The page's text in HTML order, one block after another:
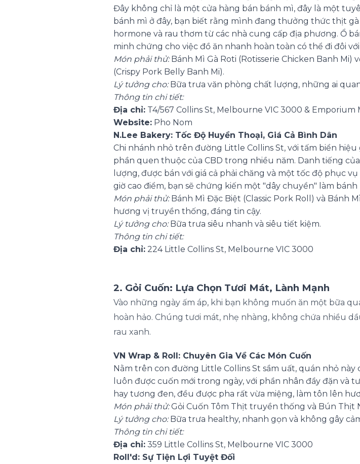
Đây không chỉ là một cửa hàng bán bánh mì, đây là một
bánh mì ở đây, bạn biết rằng mình đang thưởng thức thịt
hormone và rau thơm từ các nhà cung cấp địa phương. Ổ
minh chứng cho việc đồ ăn nhanh hoàn toàn có thể đi đôi
Món phải thử:Bánh Mì Gà Roti (Rotisserie Chicken Banh Mi)
(Crispy Pork Belly Banh Mi).
Lý tưởng cho:Bữa trưa văn phòng chất lượng, những ai
Thông tin chi tiết:
Địa chỉ: T4/567 Collins St, Melbourne VIC 3000 &
Website: Pho Nom
N.Lee Bakery: Tốc Độ Huyền Thoại, Giá Cả Bình Dân
Chi nhánh nhỏ trên đường Little Collins St, với tấm biển
phần quen thuộc của CBD trong nhiều năm. Danh tiếng
lượng, được bán với giá cả phải chăng và một tốc độ phục
giờ cao điểm, bạn sẽ chứng kiến một "dây chuyền" làm
Món phải thử:Bánh Mì Đặc Biệt (Classic Pork Roll) và Bánh
hương vị truyền thống, đáng tin cậy.
Lý tưởng cho:Bữa trưa siêu nhanh và siêu tiết kiệm.
Thông tin chi tiết:
Địa chỉ: 224 Little Collins St, Melbourne VIC 3000
2. Gỏi Cuốn: Lựa Chọn Tươi Mát, Lành Mạnh
Vào những ngày ấm áp, khi bạn không muốn ăn một bữa
hoàn hảo. Chúng tươi mát, nhẹ nhàng, không chứa nhiều
rau xanh.
VN Wrap & Roll: Chuyên Gia Về Các Món Cuốn
Nằm trên con đường Little Collins St sầm uất, quán nhỏ
luôn được cuốn mới trong ngày, với phần nhân đầy đặn và
hay tương đen, đều được pha rất vừa miệng, làm tôn lên
Món phải thử:Gỏi Cuốn Tôm Thịt truyền thống và Bún Thịt
Lý tưởng cho:Bữa trưa healthy, nhanh gọn và không gây
Thông tin chi tiết:
Địa chỉ: 359 Little Collins St, Melbourne VIC 3000
Roll'd: Sự Tiện Lợi Tuyệt Đối